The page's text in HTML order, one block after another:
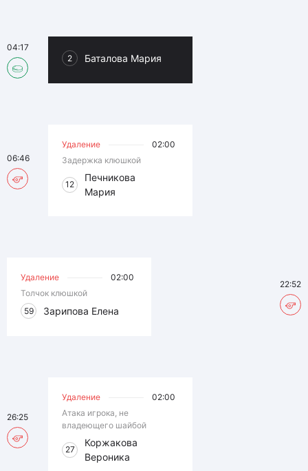
2 Баталова Мария
04:17
Удаление
02:00
Задержка клюшкой
12
Печникова
Мария
06:46
Удаление
02:00
Толчок клюшкой
59
Зарипова Елена
22:52
Удаление
02:00
Атака игрока, не
владеющего шайбой
27
Коржакова
Вероника
26:25